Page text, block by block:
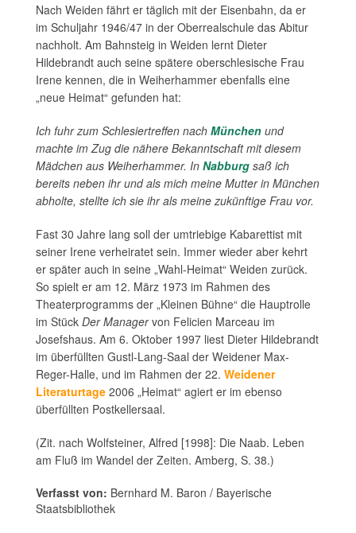
Nach Weiden fährt er täglich mit der Eisenbahn, da er
im Schuljahr 1946/47 in der Oberrealschule das Abitur
nachholt. Am Bahnsteig in Weiden lernt Dieter
Hildebrandt auch seine spätere oberschlesische Frau
Irene kennen, die in Weiherhammer ebenfalls eine
„neue Heimat“ gefunden hat:
Ich fuhr zum Schlesiertreffen nach München und
machte im Zug die nähere Bekanntschaft mit diesem
Mädchen aus Weiherhammer. In Nabburg saß ich
bereits neben ihr und als mich meine Mutter in München
abholte, stellte ich sie ihr als meine zukünftige Frau vor.
Fast 30 Jahre lang soll der umtriebige Kabarettist mit
seiner Irene verheiratet sein. Immer wieder aber kehrt
er später auch in seine „Wahl-Heimat“ Weiden zurück.
So spielt er am 12. März 1973 im Rahmen des
Theaterprogramms der „Kleinen Bühne“ die Hauptrolle
im Stück Der Managervon Felicien Marceau im
Josefshaus. Am 6. Oktober 1997 liest Dieter Hildebrandt
im überfüllten Gustl-Lang-Saal der Weidener Max-
Reger-Halle, und im Rahmen der 22. Weidener
Literaturtage 2006 „Heimat“ agiert er im ebenso
überfüllten Postkellersaal.
(Zit. nach Wolfsteiner, Alfred [1998]: Die Naab. Leben
am Fluß im Wandel der Zeiten. Amberg, S. 38.)
Verfasst von: Bernhard M. Baron / Bayerische
Staatsbibliothek